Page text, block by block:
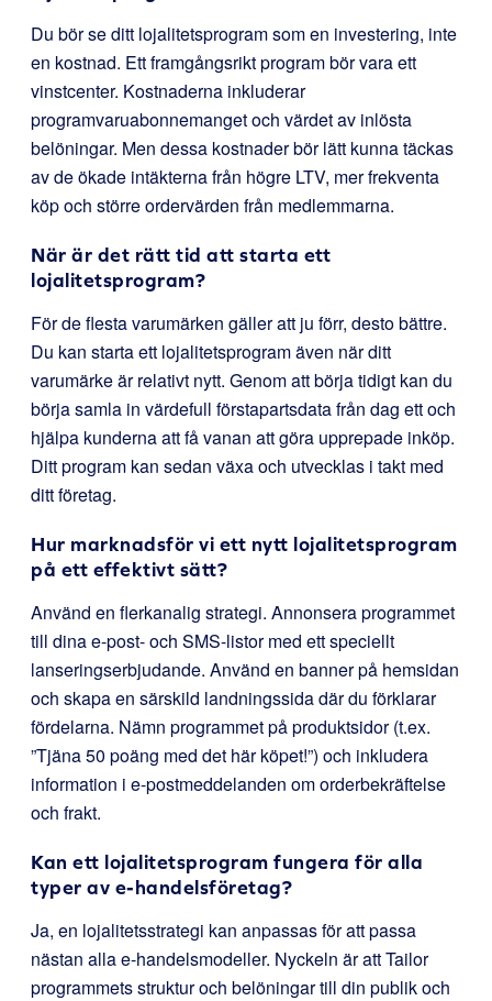
Du bör se ditt lojalitetsprogram som en investering, inte
en kostnad. Ett framgångsrikt program bör vara ett
vinstcenter. Kostnaderna inkluderar
programvaruabonnemanget och värdet av inlösta
belöningar. Men dessa kostnader bör lätt kunna täckas
av de ökade intäkterna från högre LTV, mer frekventa
köp och större ordervärden från medlemmarna.
När är det rätt tid att starta ett
lojalitetsprogram?
För de flesta varumärken gäller att ju förr, desto bättre.
Du kan starta ett lojalitetsprogram även när ditt
varumärke är relativt nytt. Genom att börja tidigt kan du
börja samla in värdefull förstapartsdata från dag ett och
hjälpa kunderna att få vanan att göra upprepade inköp.
Ditt program kan sedan växa och utvecklas i takt med
ditt företag.
Hur marknadsför vi ett nytt lojalitetsprogram
på ett effektivt sätt?
Använd en flerkanalig strategi. Annonsera programmet
till dina e-post- och SMS-listor med ett speciellt
lanseringserbjudande. Använd en banner på hemsidan
och skapa en särskild landningssida där du förklarar
fördelarna. Nämn programmet på produktsidor (t.ex.
”Tjäna 50 poäng med det här köpet!”) och inkludera
information i e-postmeddelanden om orderbekräftelse
och frakt.
Kan ett lojalitetsprogram fungera för alla
typer av e-handelsföretag?
Ja, en lojalitetsstrategi kan anpassas för att passa
nästan alla e-handelsmodeller. Nyckeln är att Tailor
programmets struktur och belöningar till din publik och